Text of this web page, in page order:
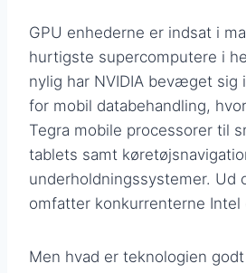
GPU enhederne er indsat i
hurtigste supercomputere i
nylig har NVIDIA bevæget sig
for mobil databehandling,
Tegra mobile processorer til
tablets samt
underholdningssystemer. Ud
omfatter konkurrenterne Intel
Men hvad er teknologien